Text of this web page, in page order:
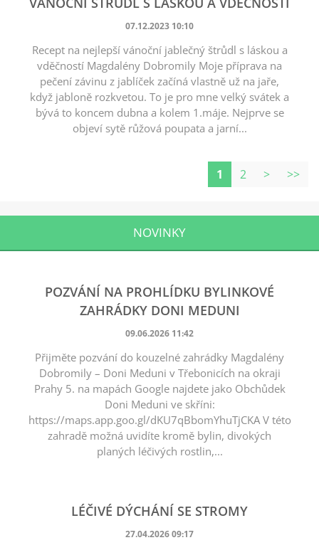
07.12.2023 10:10
Recept na nejlepší vánoční jablečný štrůdl s láskou a
vděčností Magdalény Dobromily Moje příprava na
pečení závinu z jablíček začíná vlastně už na jaře,
když jabloně rozkvetou. To je pro mne velký svátek a
bývá to koncem dubna a kolem 1.máje. Nejprve se
objeví sytě růžová poupata a jarní...
1 2 > >>
NOVINKY
POZVÁNÍ NA PROHLÍDKU BYLINKOVÉ
ZAHRÁDKY DONI MEDUNI
09.06.2026 11:42
Přijměte pozvání do kouzelné zahrádky Magdalény
Dobromily – Doni Meduni v Třebonicích na okraji
Prahy 5. na mapách Google najdete jako Obchůdek
Doni Meduni ve skříni:
https://maps.app.goo.gl/dKU7qBbomYhuTjCKA V této
zahradě možná uvidíte kromě bylin, divokých
planých léčivých rostlin,...
LÉČIVÉ DÝCHÁNÍ SE STROMY
27.04.2026 09:17